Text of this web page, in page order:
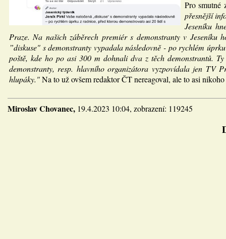
Pro smutné
přesnější
Jeseníku
Praze. Na našich záběrech premiér s demonstranty v Jeseníku
”diskuse" s demonstranty vypadala následovně - po rychlém
poště, kde ho po asi 300 m dohnali dva z těch demonstrantů.
demonstranty, resp. hlavního organizátora vyzpovídala jen
hlupáky."Na to už ovšem redaktor ČT nereagoval, ale to asi
Miroslav Chovanec, 19.4.2023 10:04, zobrazení: 119245